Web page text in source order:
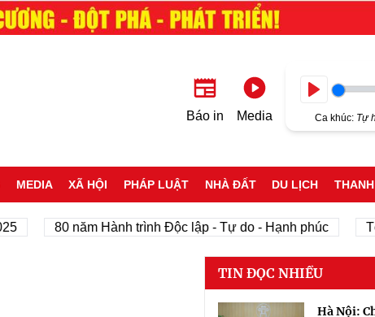
Báo in Media Ca khúc: Tự
MEDIA XÃ HỘI PHÁP LUẬT NHÀ ĐẤT DU LỊCH
80 năm Hành trình Độc lập - Tự do - Hạnh phúc Tôi
TIN ĐỌC NHIỀU
Hà Nội: